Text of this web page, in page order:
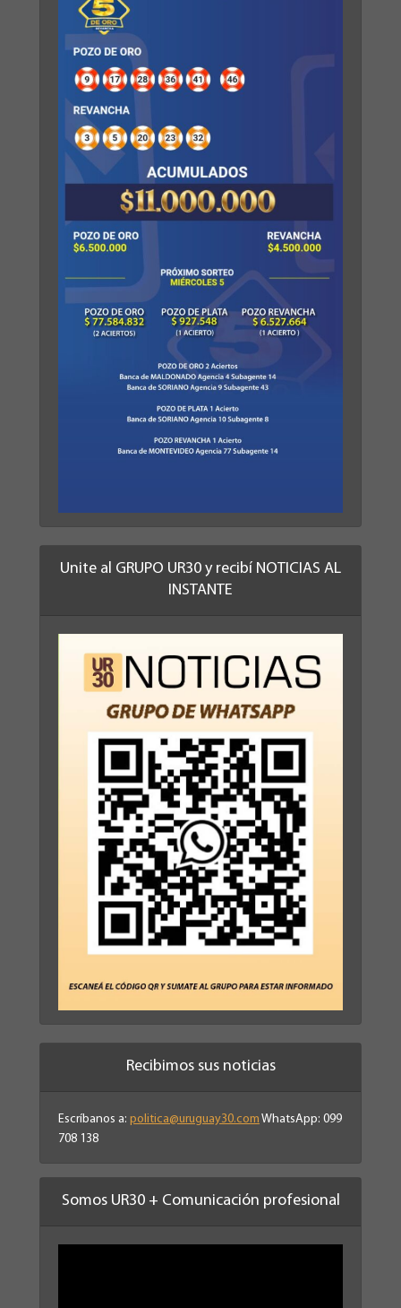
Unite al GRUPO UR30 y recibí NOTICIAS AL
INSTANTE
Recibimos sus noticias
Escríbanos a: politica@uruguay30.com WhatsApp: 099
708 138
Somos UR30 + Comunicación profesional